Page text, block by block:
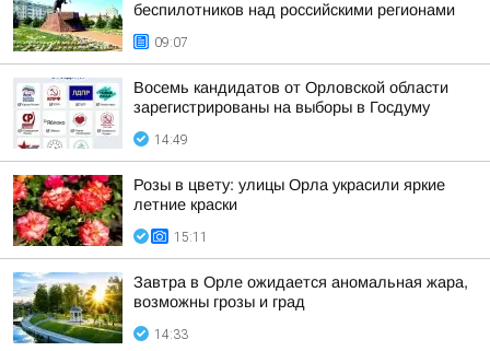
беспилотников над российскими регионами
09:07
Восемь кандидатов от Орловской области
зарегистрированы на выборы в Госдуму
14:49
Розы в цвету: улицы Орла украсили яркие
летние краски
15:11
Завтра в Орле ожидается аномальная жара,
возможны грозы и град
14:33